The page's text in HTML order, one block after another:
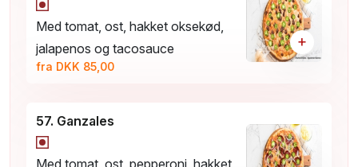
Med tomat, ost, hakket oksekød,
jalapenos og tacosauce
fra DKK 85,00
+
57. Ganzales
Med tomat, ost, pepperoni, hakket